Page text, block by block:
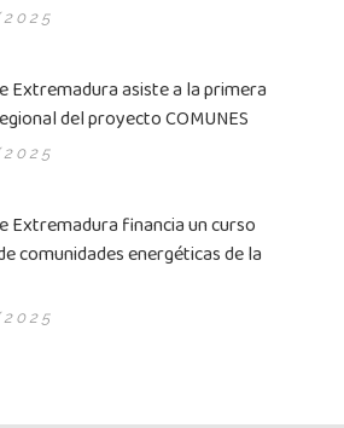
Extremadura asiste a la primera
del proyecto COMUNES
Extremadura financia un curso
comunidades energéticas de la